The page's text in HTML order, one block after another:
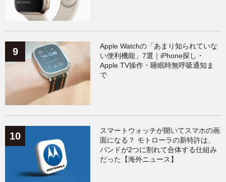
Apple Watchの「あまり知られていな
い便利機能」7選｜iPhone探し・
Apple TV操作・睡眠時無呼吸通知ま
で
スマートウォッチが開いてスマホの画
面になる？ モトローラの新特許は、
バンドが2つに割れて合体する仕組み
だった【海外ニュース】